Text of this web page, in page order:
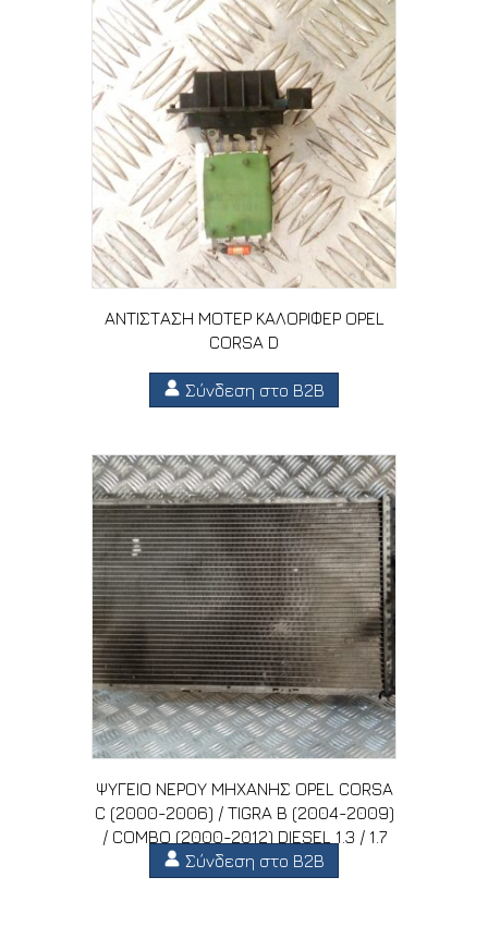
ΑΝΤΙΣΤΑΣΗ ΜΟΤΕΡ ΚΑΛΟΡΙΦΕΡ OPEL
CORSA D
Σύνδεση στο B2B
ΨΥΓΕΙΟ ΝΕΡΟΥ ΜΗΧΑΝΗΣ OPEL CORSA
C (2000-2006) / TIGRA B (2004-2009)
/ COMBO (2000-2012) DIESEL 1.3 / 1.7
Σύνδεση στο B2B